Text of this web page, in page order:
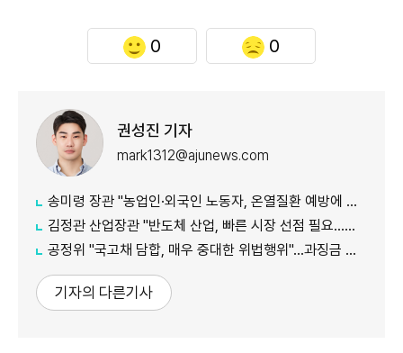
0 0
권성진 기자
mark1312@ajunews.com
송미령 장관 "농업인·외국인 노동자, 온열질환 예방에 가용자원 총동원"
김정관 산업장관 "반도체 산업, 빠른 시장 선점 필요…주52시간제 손봐야"
공정위 "국고채 담합, 매우 중대한 위법행위"...과징금 최대 15조원 전망
기자의 다른기사